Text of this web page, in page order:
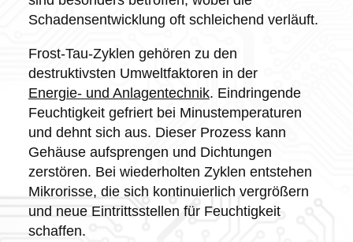
Schadensentwicklung oft schleichend verläuft.
Frost-Tau-Zyklen gehören zu den
destruktivsten Umweltfaktoren in der
Energie- und Anlagentechnik. Eindringende
Feuchtigkeit gefriert bei Minustemperaturen
und dehnt sich aus. Dieser Prozess kann
Gehäuse aufsprengen und Dichtungen
zerstören. Bei wiederholten Zyklen entstehen
Mikrorisse, die sich kontinuierlich vergrößern
und neue Eintrittsstellen für Feuchtigkeit
schaffen.